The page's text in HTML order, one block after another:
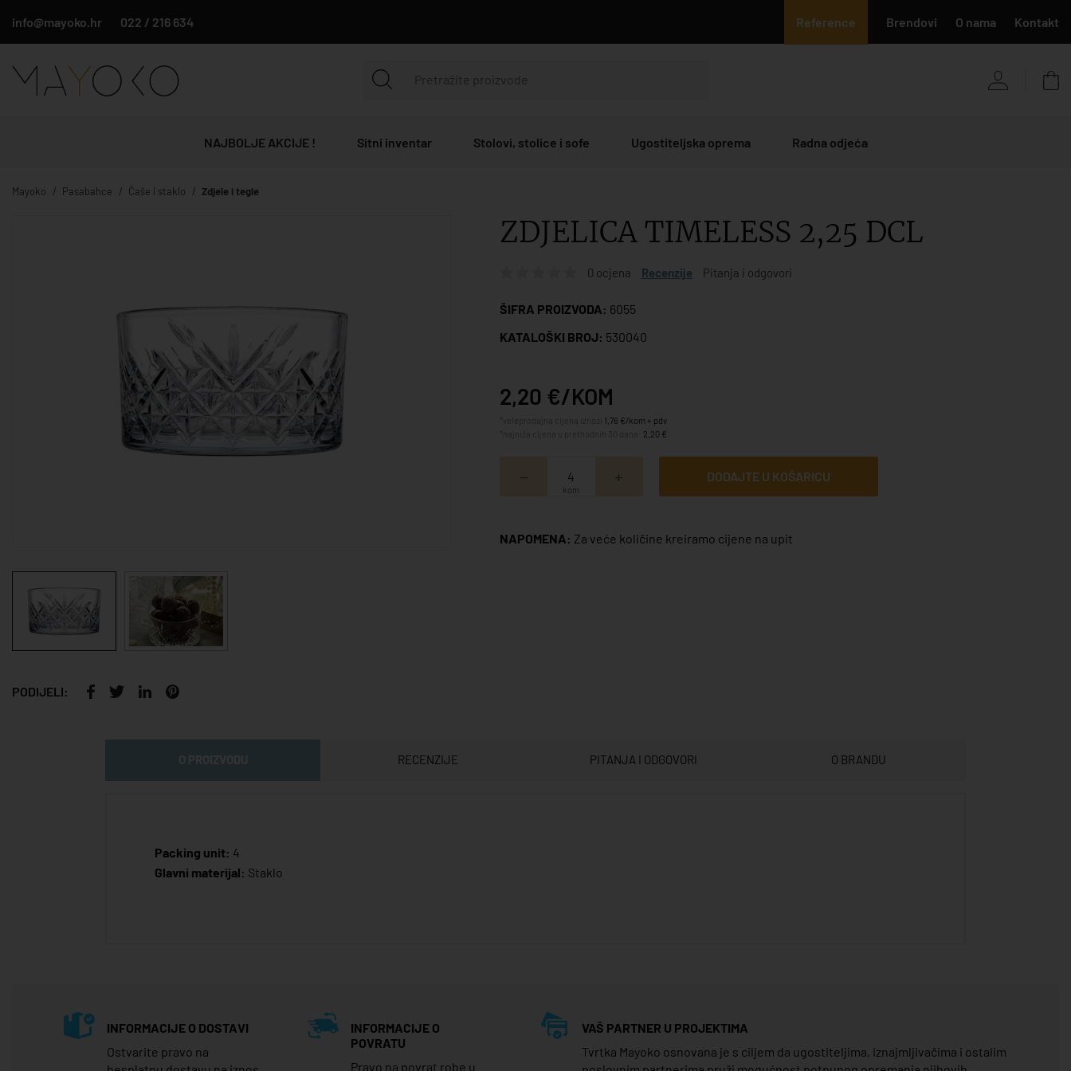
info@mayoko.hr 022 / 216 634 Reference Brendovi O nama Kontakt
NAJBOLJE AKCIJE ! Sitni inventar Stolovi, stolice i sofe Ugostiteljska oprema Radna odjeća
Mayoko Pasabahce Čaše i staklo Zdjele i tegle
PODIJELI:
ZDJELICA TIMELESS 2,25 DCL
0 ocjena Recenzije Pitanja i odgovori
ŠIFRA PROIZVODA: 6055
KATALOŠKI BROJ: 530040
2,20 €/KOM
1,76 €/kom + pdv
2,20 €
kom
DODAJTE U KOŠARICU
NAPOMENA: Za veće količine kreiramo cijene na upit
RECENZIJE PITANJA I ODGOVORI O BRANDU
Packing unit: 4
Glavni materijal: Staklo
INFORMACIJE O DOSTAVI
Ostvarite pravo na
INFORMACIJE O
POVRATU
Pravo na povrat robe u
VAŠ PARTNER U PROJEKTIMA
Tvrtka Mayoko osnovana je s ciljem da ugostiteljima, iznajmljivačima i ostalim